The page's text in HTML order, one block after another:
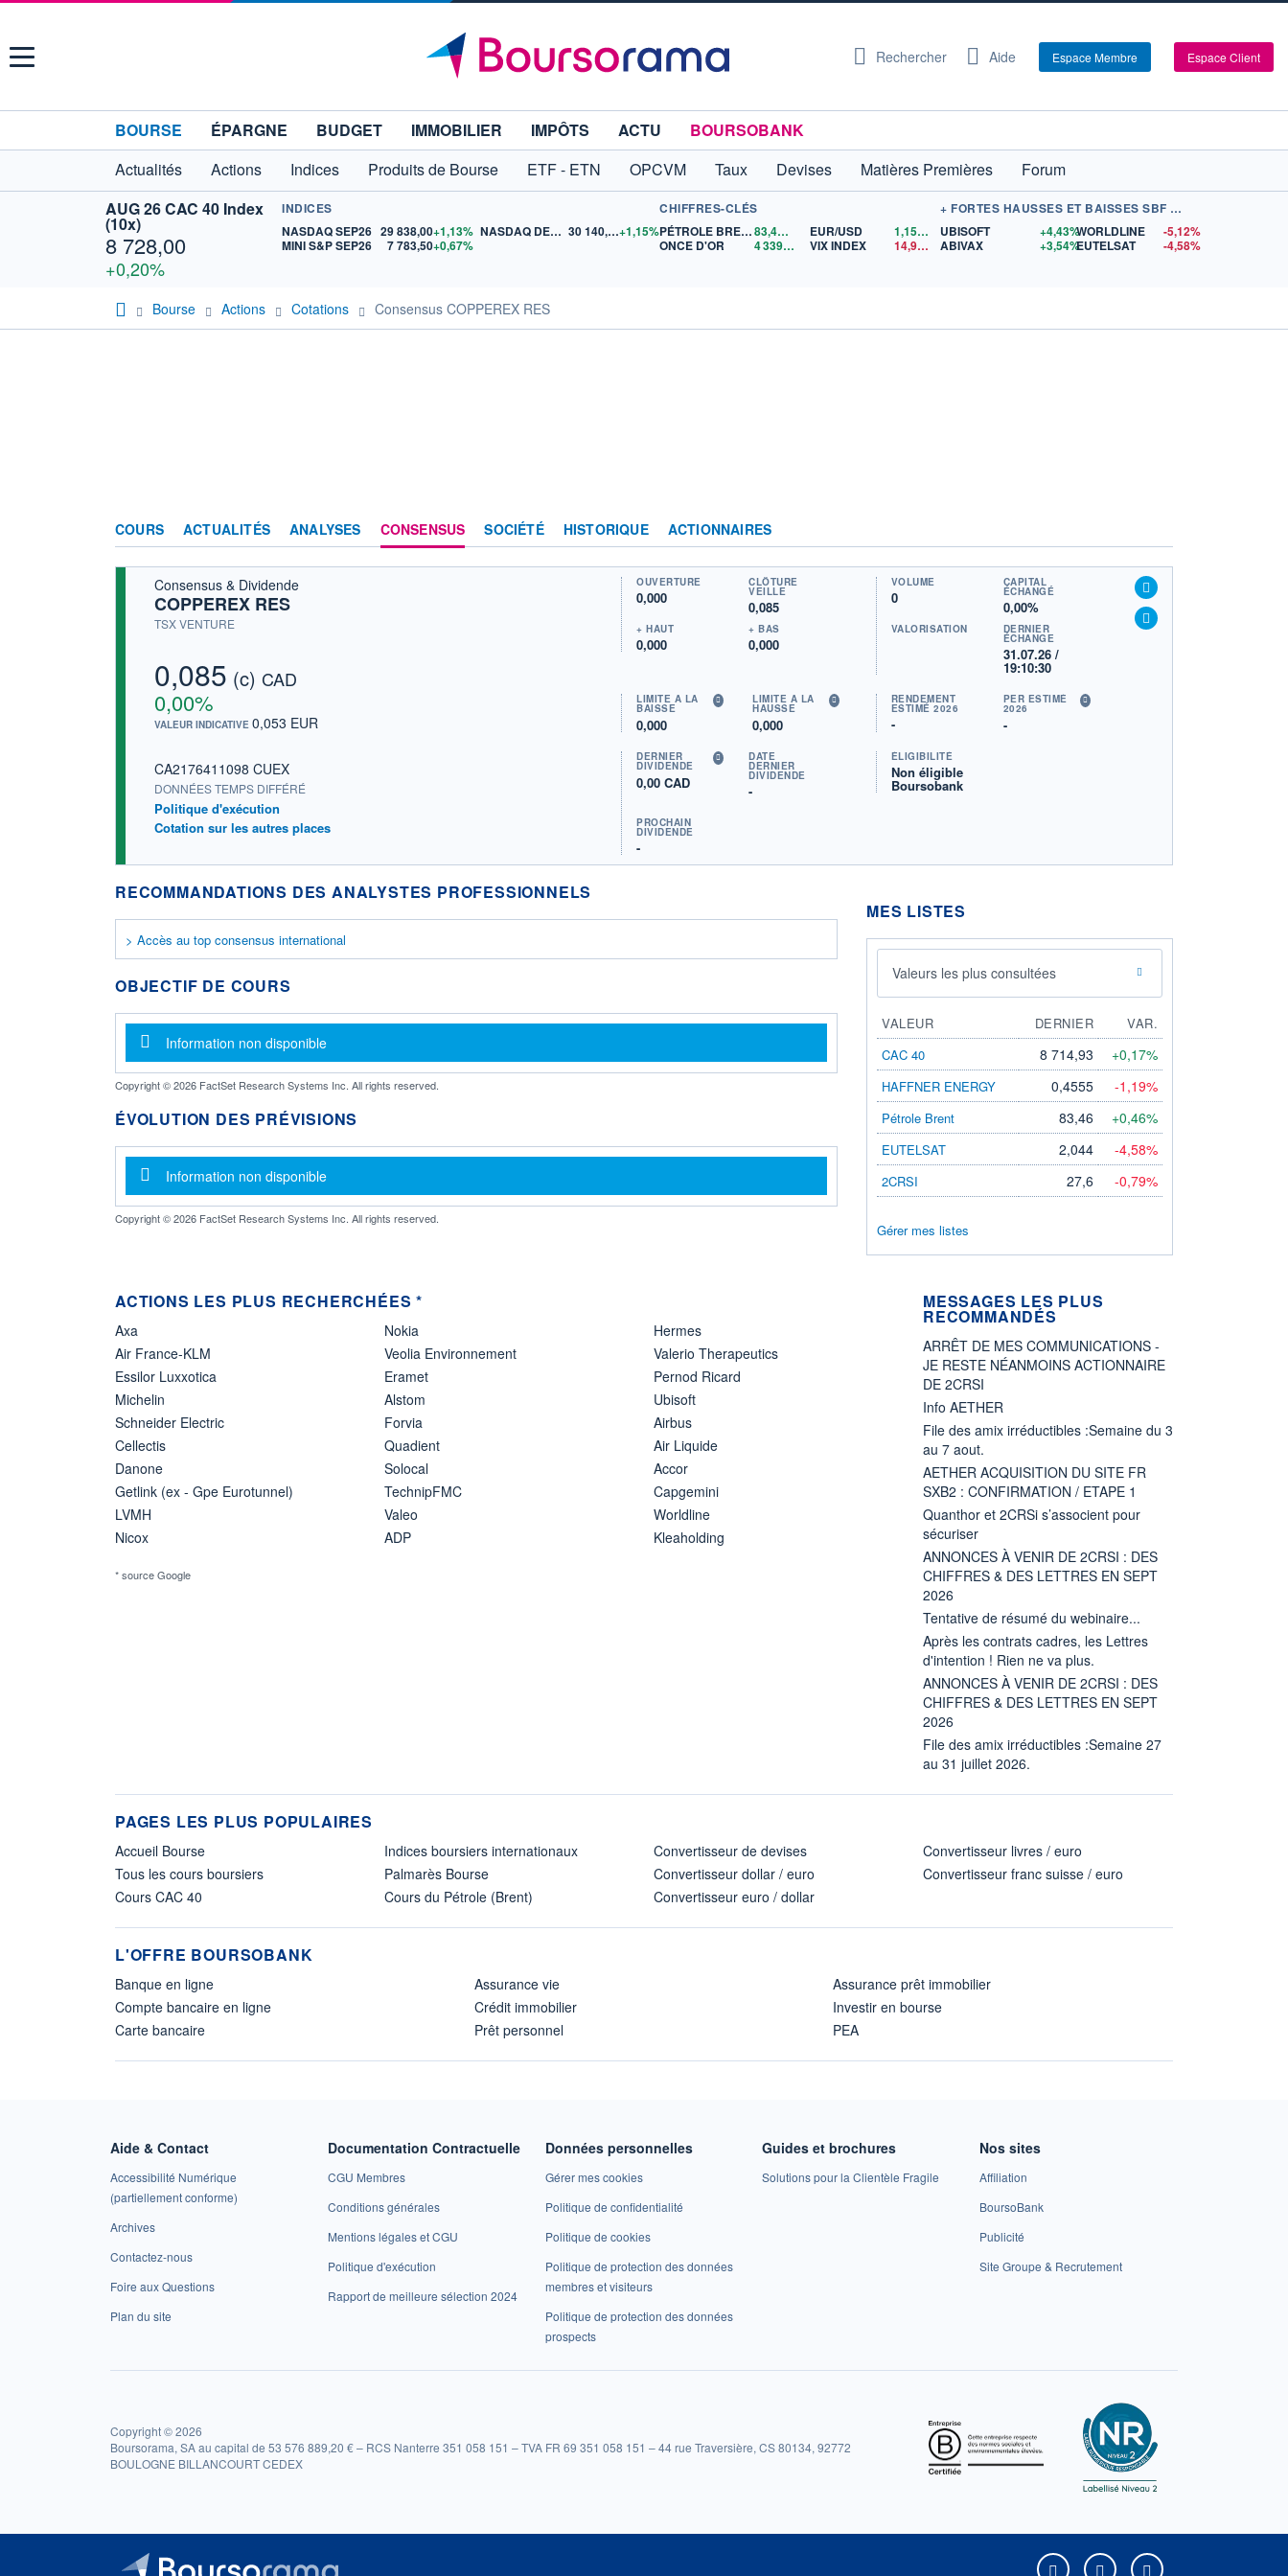
Menu Rechercher Aide Espace Membre Espace Client
BOURSE ÉPARGNE BUDGET IMMOBILIER IMPÔTS ACTU
BOURSOBANK
Actualités
Actions Indices Produits de Bourse ETF - ETN OPCVM Taux Devises Matières Premières
Forum
AUG 26 CAC 40 Index
(10x)
8 728,00
+0,20%
INDICES
NASDAQ SEP26 29 838,00+1,13%
MINI S&P SEP26
7 783,50+0,67%
NASDAQ DEC26 30 140,00+1,15%
CHIFFRES-CLÉS
PÉTROLE BRENT
83,46$US
ONCE D'OR
4 339,81 $US
EUR/USD 1,1558
$US
VIX INDEX
14,94$US
+ FORTES HAUSSES ET BAISSES SBF 120
UBISOFT
+4,43%
ABIVAX
+3,54%
WORLDLINE
-5,12%
EUTELSAT
-4,58%
Bourse Actions Cotations Consensus COPPEREX RES
COURS ACTUALITÉS ANALYSES CONSENSUS SOCIÉTÉ HISTORIQUE ACTIONNAIRES
Consensus & Dividende
COPPEREX RES
TSX VENTURE
0,085 (c) CAD
0,00%
VALEUR INDICATIVE 0,053 EUR
CA2176411098 CUEX
DONNÉES TEMPS DIFFÉRÉ
Politique d'exécution
Cotation sur les autres places
OUVERTURE
0,000
CLÔTURE
VEILLE
0,085
+ HAUT
0,000
+ BAS
0,000
VOLUME
0
CAPITAL
ÉCHANGÉ
0,00%
VALORISATION DERNIER
ÉCHANGE
31.07.26 /
19:10:30
LIMITE À LA
BAISSE
0,000
LIMITE À LA
HAUSSE
0,000
RENDEMENT
ESTIMÉ 2026
-
PER ESTIMÉ
2026
-
DERNIER
DIVIDENDE
0,00 CAD
DATE
DERNIER
DIVIDENDE
-
PROCHAIN
DIVIDENDE
-
ÉLIGIBILITÉ
Non éligible
Boursobank
RECOMMANDATIONS DES ANALYSTES PROFESSIONNELS
> Accès au top consensus international
OBJECTIF DE COURS
Message d'information
Information non disponible
Copyright © 2026 FactSet Research Systems Inc. All rights reserved.
ÉVOLUTION DES PRÉVISIONS
Message d'information
Information non disponible
Copyright © 2026 FactSet Research Systems Inc. All rights reserved.
MES LISTES
Valeurs les plus consultées
VALEUR DERNIER
VAR.
CAC 40
8 714,93 +0,17%
HAFFNER ENERGY 0,4555 -1,19%
Pétrole Brent 83,46 +0,46%
EUTELSAT 2,044 -4,58%
2CRSI 27,6 -0,79%
Gérer mes listes
ACTIONS LES PLUS RECHERCHÉES *
Axa
Air France-KLM
Essilor Luxxotica
Michelin
Schneider Electric
Cellectis
Danone
Getlink (ex - Gpe Eurotunnel)
LVMH
Nicox
Nokia
Veolia Environnement
Eramet
Alstom
Forvia
Quadient
Solocal
TechnipFMC
Valeo
ADP
Hermes
Valerio Therapeutics
Pernod Ricard
Ubisoft
Airbus
Air Liquide
Accor
Capgemini
Worldline
Kleaholding
* source Google
MESSAGES LES PLUS
RECOMMANDÉS
ARRÊT DE MES COMMUNICATIONS -
JE RESTE NÉANMOINS ACTIONNAIRE
DE 2CRSI
Info AETHER
File des amix irréductibles :Semaine du 3
au 7 aout.
AETHER ACQUISITION DU SITE FR
SXB2 : CONFIRMATION / ETAPE 1
Quanthor et 2CRSi s’associent pour
sécuriser
ANNONCES À VENIR DE 2CRSI : DES
CHIFFRES & DES LETTRES EN SEPT
2026
Tentative de résumé du webinaire...
Après les contrats cadres, les Lettres
d'intention ! Rien ne va plus.
ANNONCES À VENIR DE 2CRSI : DES
CHIFFRES & DES LETTRES EN SEPT
2026
File des amix irréductibles :Semaine 27
au 31 juillet 2026.
PAGES LES PLUS POPULAIRES
Accueil Bourse
Tous les cours boursiers
Cours CAC 40
Indices boursiers internationaux
Palmarès Bourse
Cours du Pétrole (Brent)
Convertisseur de devises
Convertisseur dollar / euro
Convertisseur euro / dollar
Convertisseur livres / euro
Convertisseur franc suisse / euro
L'OFFRE BOURSOBANK
Banque en ligne
Compte bancaire en ligne
Carte bancaire
Assurance vie
Crédit immobilier
Prêt personnel
Assurance prêt immobilier
Investir en bourse
PEA
Aide & Contact
Accessibilité Numérique
(partiellement conforme)
Archives
Contactez-nous
Foire aux Questions
Plan du site
Documentation Contractuelle
CGU Membres
Conditions générales
Mentions légales et CGU
Politique d'exécution
Rapport de meilleure sélection 2024
Données personnelles
Gérer mes cookies
Politique de confidentialité
Politique de cookies
Politique de protection des données
membres et visiteurs
Politique de protection des données
prospects
Guides et brochures
Solutions pour la Clientèle Fragile
Nos sites
Affiliation
BoursoBank
Publicité
Site Groupe & Recrutement
Copyright © 2026
Boursorama, SA au capital de 53 576 889,20 € – RCS Nanterre 351 058 151 – TVA FR 69 351 058 151 – 44 rue Traversière, CS 80134, 92772
BOULOGNE BILLANCOURT CEDEX
Boursorama sur Facebook
Boursorama sur X
Boursorama sur